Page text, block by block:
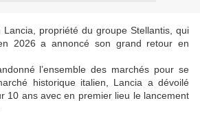
Lancia, propriété du groupe Stellantis, qui
2026 a annoncé son grand retour en
l’ensemble des marchés pour se
historique italien, Lancia a dévoilé
10 ans avec en premier lieu le lancement